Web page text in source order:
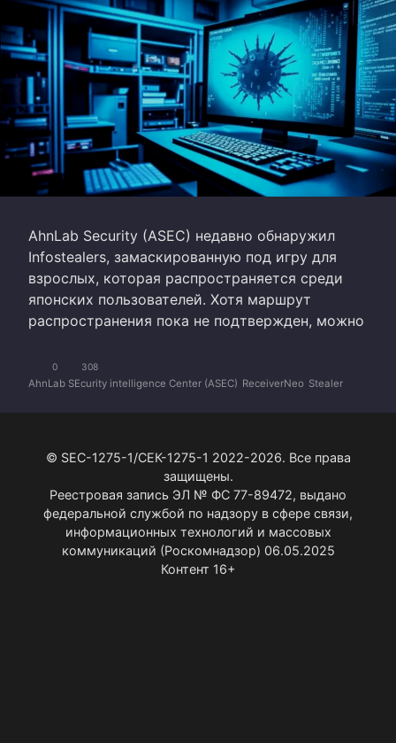
AhnLab Security (ASEC) недавно обнаружил
Infostealers, замаскированную под игру для
взрослых, которая распространяется среди
японских пользователей. Хотя маршрут
распространения пока не подтвержден, можно
0 308
AhnLab SEcurity intelligence Center (ASEC) ReceiverNeo Stealer
© SEC-1275-1/СЕК-1275-1 2022-2026. Все права
защищены.
Реестровая запись ЭЛ № ФС 77-89472, выдано
федеральной службой по надзору в сфере связи,
информационных технологий и массовых
коммуникаций (Роскомнадзор) 06.05.2025
Контент 16+